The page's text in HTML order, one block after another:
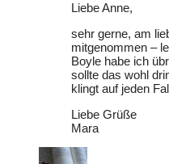
Liebe Anne,
sehr gerne, am
mitgenommen –
Boyle habe ich
sollte das wohl
klingt auf jeden
Liebe Grüße
Mara